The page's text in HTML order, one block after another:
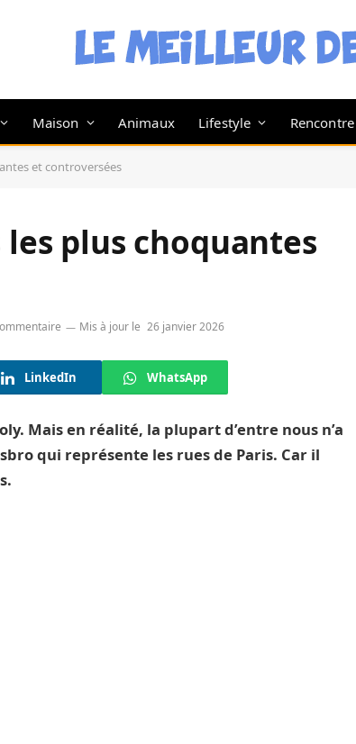
Maison Animaux Lifestyle Rencontre
et controversées
plus choquantes
Mis à jour le 26 janvier 2026
LinkedIn WhatsApp
Mais en réalité, la plupart d’entre nous n’a
qui représente les rues de Paris. Car il